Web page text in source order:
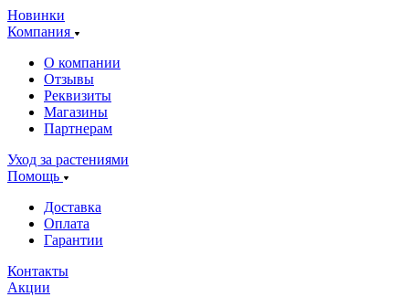
Новинки
Компания
О компании
Отзывы
Реквизиты
Магазины
Партнерам
Уход за растениями
Помощь
Доставка
Оплата
Гарантии
Контакты
Акции